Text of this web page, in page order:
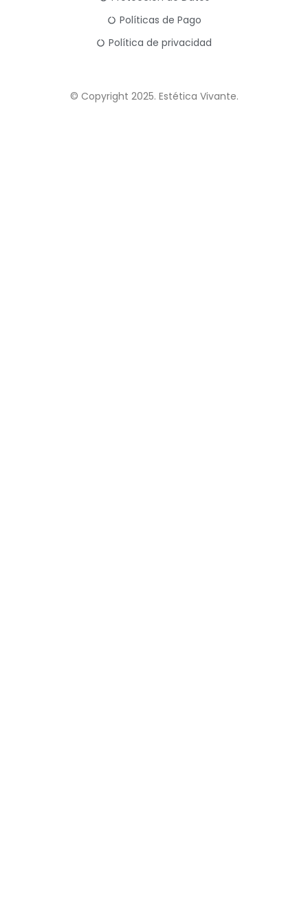
Políticas de Pago
Política de privacidad
© Copyright 2025. Estética Vivante.